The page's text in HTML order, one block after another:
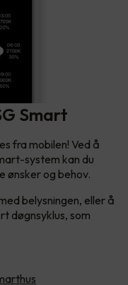
Smart
fra mobilen! Ved å
system kan du
ønsker og behov.
belysningen, eller å
døgnsyklus, som